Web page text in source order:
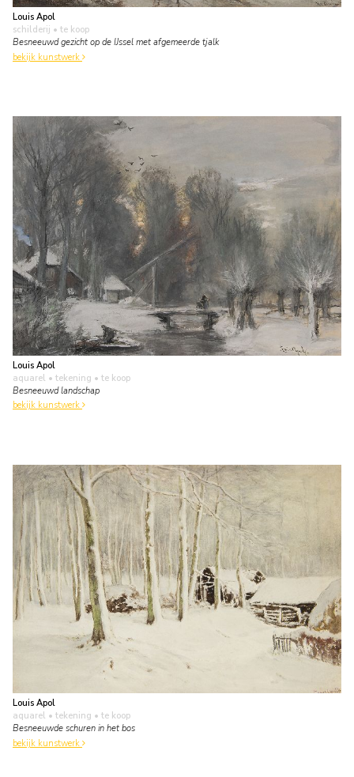
Louis Apol
schilderij • te koop
Besneeuwd gezicht op de IJssel met afgemeerde tjalk
bekijk kunstwerk
Louis Apol
aquarel • tekening • te koop
Besneeuwd landschap
bekijk kunstwerk
Louis Apol
aquarel • tekening • te koop
Besneeuwde schuren in het bos
bekijk kunstwerk